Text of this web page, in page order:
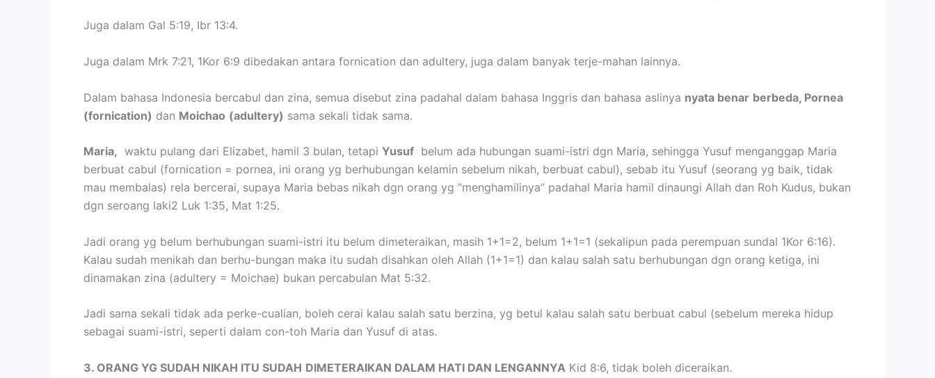
Juga dalam Gal 5:19, Ibr 13:4.
Juga dalam Mrk 7:21, 1Kor 6:9 dibedakan antara fornication dan adultery, juga dalam banyak terje-mahan lainnya.
Dalam bahasa Indonesia bercabul dan zina, semua disebut zina padahal dalam bahasa Inggris dan bahasa aslinya nyata benar berbeda, Pornea
(fornication) dan Moichao (adultery) sama sekali tidak sama.
Maria, waktu pulang dari Elizabet, hamil 3 bulan, tetapi Yusuf belum ada hubungan suami-istri dgn Maria, sehingga Yusuf menganggap Maria
berbuat cabul (fornication = pornea, ini orang yg berhubungan kelamin sebelum nikah, berbuat cabul), sebab itu Yusuf (seorang yg baik, tidak
mau membalas) rela bercerai, supaya Maria bebas nikah dgn orang yg “menghamilinya” padahal Maria hamil dinaungi Allah dan Roh Kudus, bukan
dgn seroang laki2 Luk 1:35, Mat 1:25.
Jadi orang yg belum berhubungan suami-istri itu belum dimeteraikan, masih 1+1=2, belum 1+1=1 (sekalipun pada perempuan sundal 1Kor 6:16).
Kalau sudah menikah dan berhu-bungan maka itu sudah disahkan oleh Allah (1+1=1) dan kalau salah satu berhubungan dgn orang ketiga, ini
dinamakan zina (adultery = Moichae) bukan percabulan Mat 5:32.
Jadi sama sekali tidak ada perke-cualian, boleh cerai kalau salah satu berzina, yg betul kalau salah satu berbuat cabul (sebelum mereka hidup
sebagai suami-istri, seperti dalam con-toh Maria dan Yusuf di atas.
3. ORANG YG SUDAH NIKAH ITU SUDAH DIMETERAIKAN DALAM HATI DAN LENGANNYA Kid 8:6, tidak boleh diceraikan.